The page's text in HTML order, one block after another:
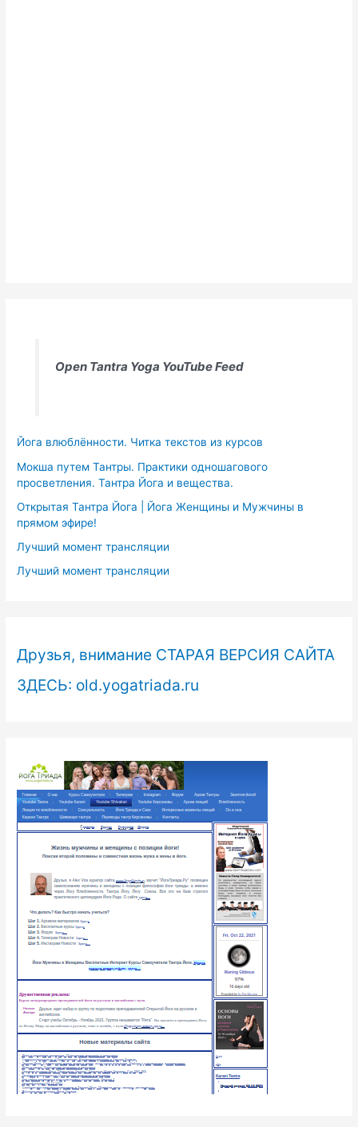
Open Tantra Yoga YouTube Feed
Йога влюблённости. Читка текстов из курсов
Мокша путем Тантры. Практики одношагового
просветления. Тантра Йога и вещества.
Открытая Тантра Йога | Йога Женщины и Мужчины в
прямом эфире!
Лучший момент трансляции
Лучший момент трансляции
Друзья, внимание СТАРАЯ ВЕРСИЯ САЙТА
ЗДЕСЬ: old.yogatriada.ru